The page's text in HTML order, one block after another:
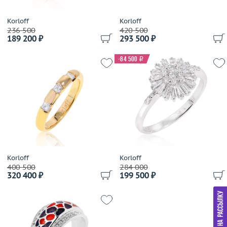
Gavello
Genuine Miracle
German Kabirski
Gianni Lazzaro
Gilbert Albert
Gilberto Cassola
Giloro
Giorgio Visconti
Girard Perregaux
Gold Dreams
Grand Maitre
Korloff
236 500
189 200 ₽
Korloff
420 500
293 500 ₽
Korloff
400 500
320 400 ₽
Korloff
284 000
199 500 ₽
-84 500 i